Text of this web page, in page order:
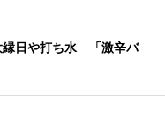
縁日や打ち水 「激辛バ